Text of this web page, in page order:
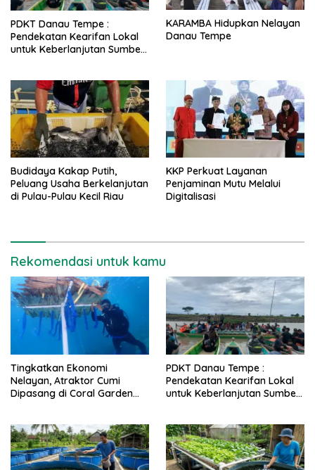
PDKT Danau Tempe :
Pendekatan Kearifan Lokal
untuk Keberlanjutan Sumber
KARAMBA Hidupkan Nelayan
Danau Tempe
Budidaya Kakap Putih,
Peluang Usaha Berkelanjutan
di Pulau-Pulau Kecil Riau
KKP Perkuat Layanan
Penjaminan Mutu Melalui
Digitalisasi
Rekomendasi untuk kamu
Tingkatkan Ekonomi
Nelayan, Atraktor Cumi
Dipasang di Coral Garden
PDKT Danau Tempe :
Pendekatan Kearifan Lokal
untuk Keberlanjutan Sumber